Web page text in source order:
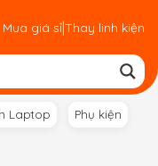
Mua giá sỉ|Thay linh kiện
Laptop Phụ kiện